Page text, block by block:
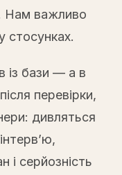
Нам важливо
стосунках.
із бази — а в
перевірки,
дивляться
і серйозність